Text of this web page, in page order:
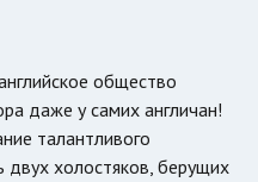
общество
даже у самих англичан!
талантливого
двух холостяков, берущих